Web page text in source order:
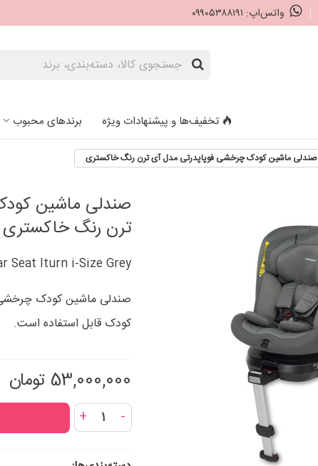
واتس‌اپ: ۰۹۹۰۵۳۸۸۱۹۱
تخفیف‌ها و پیشنهادات ویژه برندهای محبوب
صندلی ماشین کودک چرخشی فوپاپدرتی مدل آی ترن رنگ خاکستری
صندلی ماشین
ترن رنگ خاکستری
Seat Iturn i-Size Grey
کودک قابل استفاده‌ است.
53,000,000 تومان
-
+